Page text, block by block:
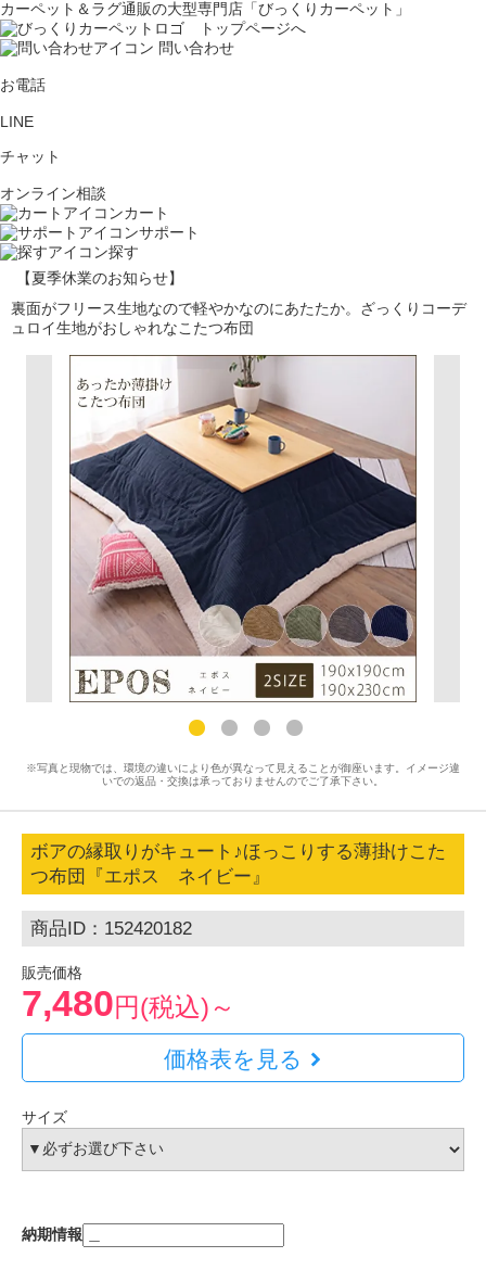
カーペット＆ラグ通販の大型専門店「びっくりカーペット」
問い合わせ
お電話
LINE
チャット
オンライン相談
カート
サポート
探す
【夏季休業のお知らせ】
裏面がフリース生地なので軽やかなのにあたたか。ざっくりコーデ
ュロイ生地がおしゃれなこたつ布団
※写真と現物では、環境の違いにより色が異なって見えることが御座います。イメージ違
いでの返品・交換は承っておりませんのでご了承下さい。
ボアの縁取りがキュート♪ほっこりする薄掛けこた
つ布団『エポス ネイビー』
商品ID：152420182
販売価格
7,480円(税込)～
価格表を見る
サイズ
納期情報